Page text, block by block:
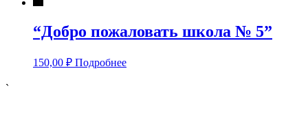
“Добро пожаловать школа № 5”
150,00 ₽ Подробнее
`